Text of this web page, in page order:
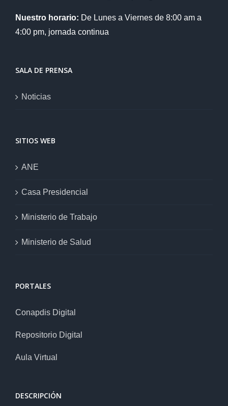
Nuestro horario: De Lunes a Viernes de 8:00 am a
4:00 pm, jornada continua
SALA DE PRENSA
Noticias
SITIOS WEB
ANE
Casa Presidencial
Ministerio de Trabajo
Ministerio de Salud
PORTALES
Conapdis Digital
Repositorio Digital
Aula Virtual
DESCRIPCIÓN